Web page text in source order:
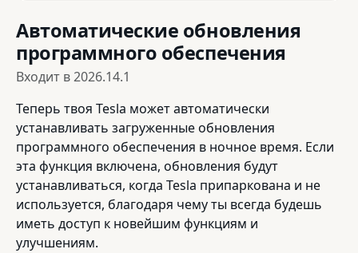
Автоматические обновления
программного обеспечения
Входит в2026.14.1
Теперь твоя Tesla может автоматически
устанавливать загруженные обновления
программного обеспечения в ночное время. Если
эта функция включена, обновления будут
устанавливаться, когда Tesla припаркована и не
используется, благодаря чему ты всегда будешь
иметь доступ к новейшим функциям и
улучшениям.